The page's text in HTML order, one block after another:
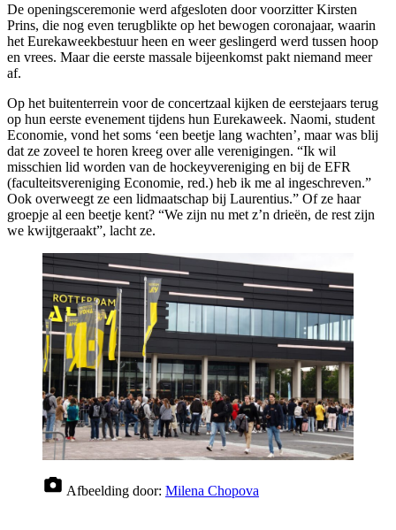
De openingsceremonie werd afgesloten door voorzitter Kirsten
Prins, die nog even terugblikte op het bewogen coronajaar, waarin
het Eurekaweekbestuur heen en weer geslingerd werd tussen hoop
en vrees. Maar die eerste massale bijeenkomst pakt niemand meer
af.
Op het buitenterrein voor de concertzaal kijken de eerstejaars terug
op hun eerste evenement tijdens hun Eurekaweek. Naomi, student
Economie, vond het soms ‘een beetje lang wachten’, maar was blij
dat ze zoveel te horen kreeg over alle verenigingen. “Ik wil
misschien lid worden van de hockeyvereniging en bij de EFR
(faculteitsvereniging Economie, red.) heb ik me al ingeschreven.”
Ook overweegt ze een lidmaatschap bij Laurentius.” Of ze haar
groepje al een beetje kent? “We zijn nu met z’n drieën, de rest zijn
we kwijtgeraakt”, lacht ze.
Afbeelding door: Milena Chopova